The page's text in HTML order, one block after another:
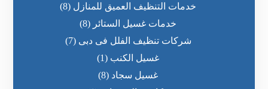
خدمات التنظيف العميق للمنازل (8)
خدمات غسيل الستائر (8)
شركات تنظيف الفلل فى دبى (7)
غسيل الكنب (1)
غسيل سجاد (8)